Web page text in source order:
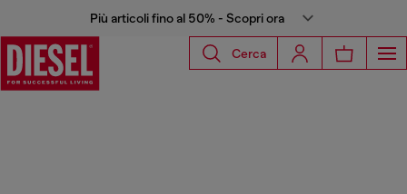
Più articoli fino al 50% - Scopri ora
Cerca